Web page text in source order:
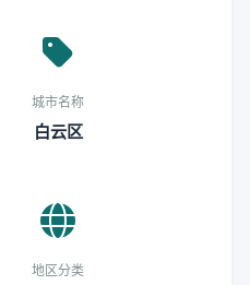
城市名称
白云区
地区分类